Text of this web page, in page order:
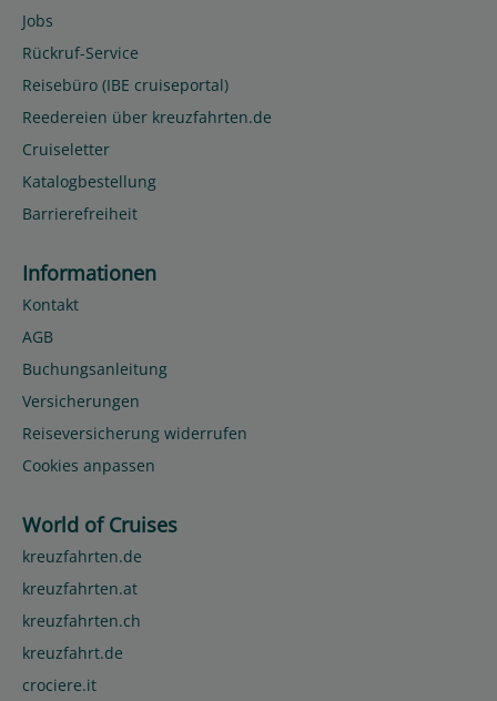
Jobs
Rückruf-Service
Reisebüro (IBE cruiseportal)
Reedereien über kreuzfahrten.de
Cruiseletter
Katalogbestellung
Barrierefreiheit
Informationen
Kontakt
AGB
Buchungsanleitung
Versicherungen
Reiseversicherung widerrufen
Cookies anpassen
World of Cruises
kreuzfahrten.de
kreuzfahrten.at
kreuzfahrten.ch
kreuzfahrt.de
crociere.it